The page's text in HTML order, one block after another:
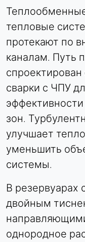
тепловые
протекают по
каналам. Путь
сварки с ЧПУ
зон.
улучшает
уменьшить
системы.
В резервуарах
двойным
однородное